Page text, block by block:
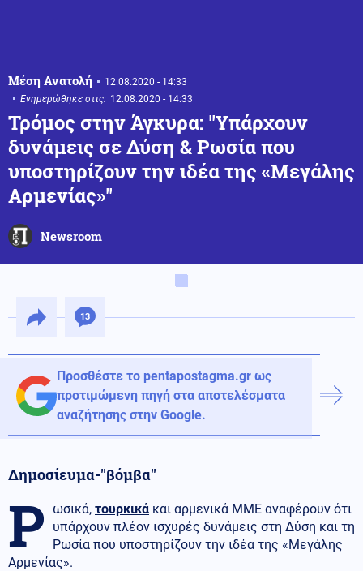
Μέση Ανατολή
12.08.2020 - 14:33
Ενημερώθηκε στις: 12.08.2020 - 14:33
Τρόμος στην Άγκυρα: ''Υπάρχουν
δυνάμεις σε Δύση & Ρωσία που
υποστηρίζουν την ιδέα της «Μεγάλης
Αρμενίας»''
Newsroom
13
Προσθέστε το pentapostagma.gr ως
προτιμώμενη πηγή στα αποτελέσματα
αναζήτησης στην Google.
Δημοσίευμα-''βόμβα''
Ρ ωσικά, τουρκικά και αρμενικά ΜΜΕ αναφέρουν ότι
υπάρχουν πλέον ισχυρές δυνάμεις στη Δύση και τη
Ρωσία που υποστηρίζουν την ιδέα της «Μεγάλης
Αρμενίας».